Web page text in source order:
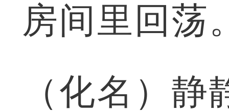
房间里回荡
（化名）